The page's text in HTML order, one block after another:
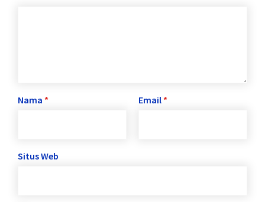
Nama * Email *
Situs Web